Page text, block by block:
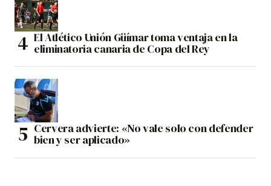
El Atlético Unión Güímar toma ventaja en la
eliminatoria canaria de Copa del Rey
Cervera advierte: «No vale solo con defender
bien y ser aplicado»